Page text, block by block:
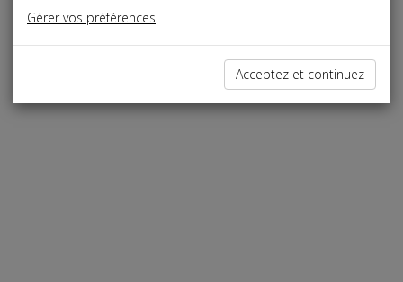
Espace réservé
Gérer vos préférences
Acceptez et continuez